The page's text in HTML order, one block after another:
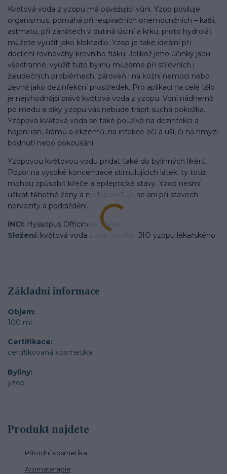
Květová voda z yzopu má osvěžující vůni. Yzop posiluje
organismus, pomáhá při respiračních onemocněních – kašli,
astmatu, při zánětech v dutině ústní a krku, proto hydrolát
můžete využít jako kloktadlo. Yzop je také ideální při
docílení rovnováhy krevního tlaku. Jelikož jeho účinky jsou
všestranné, využít tuto bylinu můžeme při střevních i
žaludečních problémech, zároveň i na kožní nemoci nebo
zevně jako dezinfekční prostředek. Pro aplikaci na celé tělo
je nejvhodnější právě květová voda z yzopu. Voní nádherně
po medu a díky yzopu vás nebude trápit suchá pokožka.
Yzopová květová voda se také používá na dezinfekci a
hojení ran, šrámů a ekzémů, na infekce očí a uší, či na hmyzí
bodnutí nebo pokousání.
Yzopovou květovou vodu přidat také do bylinných likérů.
Pozor na vysoké koncentrace stimulujících látek, ty totiž
mohou způsobit křeče a epileptické stavy. Yzop nesmí
užívat těhotné ženy a nedoporučuje se ani při stavech
nervozity a podráždění.
INCI: Hyssopus Officinalis Water
Složení: květová voda z kvetoucího BIO yzopu lékařského
Základní informace
Objem
100 ml
Certifikace
certifikovaná kosmetika
Byliny
yzop
Produkt najdete
Přírodní kosmetika
Aromaterapie